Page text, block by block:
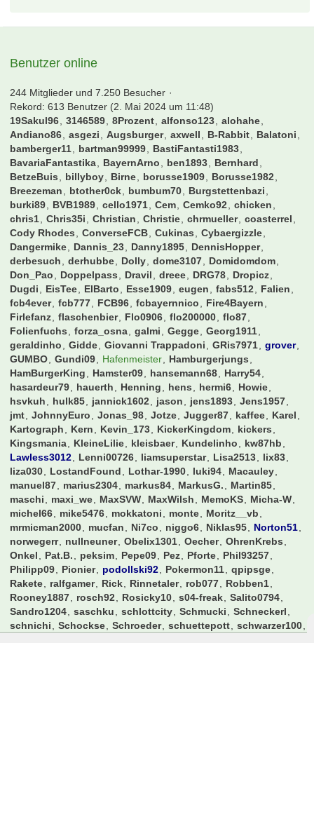
Benutzer online
244 Mitglieder und 7.250 Besucher
Rekord: 613 Benutzer (2. Mai 2024 um 11:48)
19Sakul96
3146589 8Prozent alfonso123
alohahe
Andiano86
asgezi Augsburger axwell B-Rabbit
Balatoni
bamberger11
bartman99999
BastiFantasti1983
BavariaFantastika
BayernArno ben1893
Bernhard
BetzeBuis
billyboy Birne borusse1909
Borusse1982
Breezeman
btother0ck bumbum70
Burgstettenbazi
burki89
BVB1989 cello1971 Cem Cemko92
chicken
chris1
Chris35i Christian Christie chrmueller
coasterrel
Cody Rhodes
ConverseFCB Cukinas
Cybaergizzle
Dangermike
Dannis_23 Danny1895
DennisHopper
derbesuch
derhubbe Dolly dome3107
Domidomdom
Don_Pao
Doppelpass Dravil dreee DRG78
Dropicz
Dugdi
EisTee ElBarto Esse1909 eugen fabs512
Falien
fcb4ever
fcb777 FCB96 fcbayernnico
Fire4Bayern
Firlefanz
flaschenbier Flo0906 flo200000
flo87
Folienfuchs
forza_osna galmi Gegge
Georg1911
geraldinho
Gidde Giovanni Trappadoni GRis7971
grover
GUMBO
Gundi09 Hafenmeister
Hamburgerjungs
HamBurgerKing
Hamster09 hansemann68
Harry54
hasardeur79
hauerth Henning hens hermi6
Howie
hsvkuh
hulk85 jannick1602 jason jens1893
Jens1957
jmt
JohnnyEuro Jonas_98 Jotze Jugger87 kaffee
Karel
Kartograph
Kern Kevin_173 KickerKingdom
kickers
Kingsmania
KleineLilie kleisbaer Kundelinho
kw87hb
Lawless3012
Lenni00726 liamsuperstar Lisa2513
lix83
liza030
LostandFound Lothar-1990 luki94
Macauley
manuel87
marius2304 markus84 MarkusG.
Martin85
maschi
maxi_we MaxSVW MaxWilsh MemoKS
Micha-W
michel66
mike5476 mokkatoni monte
Moritz__vb
mrmicman2000
mucfan Ni7co niggo6 Niklas95
Norton51
norwegerr
nullneuner Obelix1301 Oecher
OhrenKrebs
Onkel
Pat.B. peksim Pepe09 Pez Pforte
Phil93257
Philipp09
Pionier podollski92 Pokermon11
qpipsge
Rakete
ralfgamer Rick Rinnetaler rob077
Robben1
Rooney1887
rosch92 Rosicky10 s04-freak
Salito0794
Sandro1204
saschku schlottcity Schmucki
Schneckerl
schnichi
Schockse Schroeder schuettepott
schwarzer100